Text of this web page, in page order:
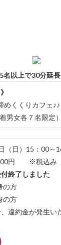
以上で30分延長
くくりカフェ♪♪
男女各７名限定）
日）15：00～
円 ※税込み
終了しました
の方
の方
違約金が発生い